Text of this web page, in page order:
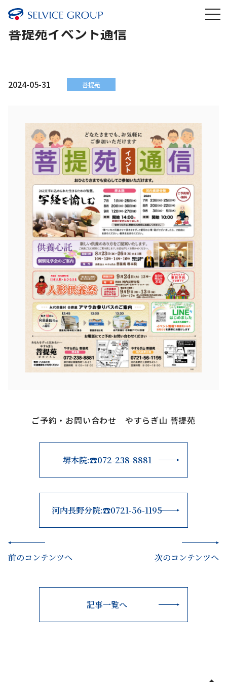
菩提苑イベント通信
2024-05-31 菩提苑
ご予約・お問い合わせ やすらぎ山 菩提苑
堺本院:☎072-238-8881
河内長野分院:☎0721-56-1195
前のコンテンツへ 次のコンテンツへ
記事一覧へ